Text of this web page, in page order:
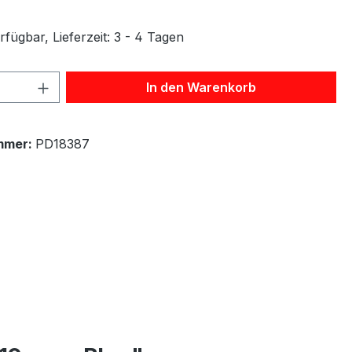
Lieferzeit: 3 - 4 Tagen
Anzahl: Gib den gewünschten Wert
In den Warenkorb
PD18387